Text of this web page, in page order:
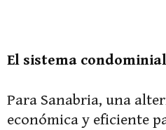
El sistema condominial
Para Sanabria, una
económica y eficiente